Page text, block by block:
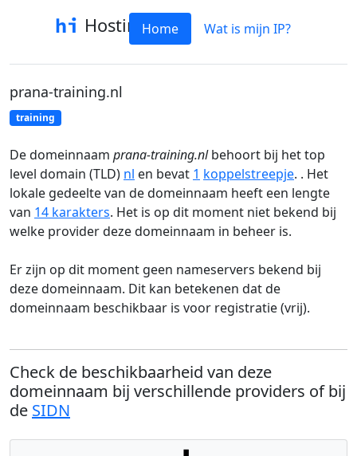
HostinfoHome Wat is mijn IP?
prana-training.nl
training
De domeinnaam prana-training.nlbehoort bij het top
level domain (TLD) nl en bevat 1 koppelstreepje. . Het
lokale gedeelte van de domeinnaam heeft een lengte
van 14 karakters. Het is op dit moment niet bekend bij
welke provider deze domeinnaam in beheer is.
Er zijn op dit moment geen nameservers bekend bij
deze domeinnaam. Dit kan betekenen dat de
domeinnaam beschikbaar is voor registratie (vrij).
Check de beschikbaarheid van deze
domeinnaam bij verschillende providers of bij
de SIDN